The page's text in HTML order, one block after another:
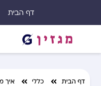
דף הבית
דף הבית כללי איך